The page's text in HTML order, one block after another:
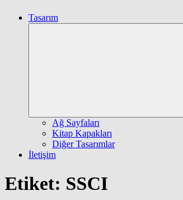
Tasarım
Ağ Sayfaları
Kitap Kapakları
Diğer Tasarımlar
İletişim
Etiket: SSCI